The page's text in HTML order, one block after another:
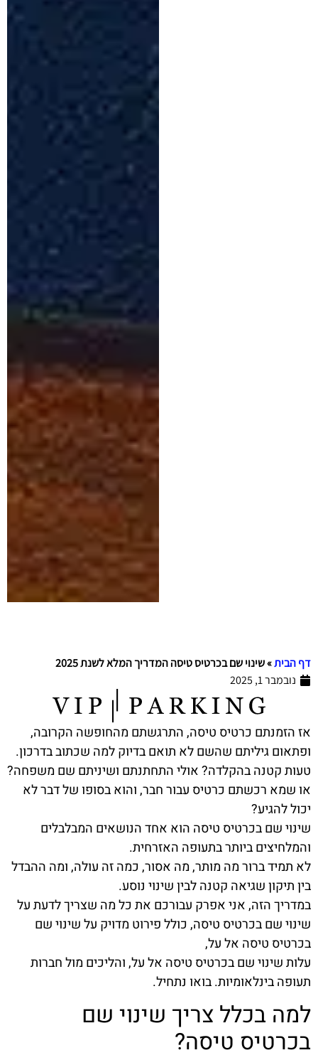
דף הבית»שינוי שם בכרטיס טיסה המדריך המלא לשנת 2025
נובמבר 1, 2025
אז הזמנתם כרטיס טיסה, התרגשתם מהחופשה הקרובה,
ופתאום גיליתם שהשם לא תואם בדיוק למה שכתוב בדרכון.
טעות קטנה בהקלדה? אולי התחתנתם ושיניתם שם משפחה?
או שמא רכשתם כרטיס עבור חבר, והוא בסופו של דבר לא
יכול להגיע?
שינוי שם בכרטיס טיסה הוא אחד הנושאים המבלבלים
והמלחיצים ביותר בתעופה האזרחית.
לא תמיד ברור מה מותר, מה אסור, כמה זה עולה, ומה ההבדל
בין תיקון שגיאה קטנה לבין שינוי נוסע.
במדריך הזה, אני אפרק עבורכם את כל מה שצריך לדעת על
שינוי שם בכרטיס טיסה, כולל פירוט מדויק על שינוי שם
בכרטיס טיסה אל על,
עלות שינוי שם בכרטיס טיסה אל על, והליכים מול חברות
תעופה בינלאומיות. בואו נתחיל.
למה בכלל צריך שינוי שם
בכרטיס טיסה?